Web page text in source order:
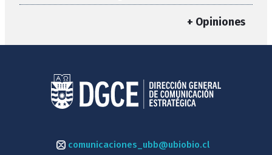
+ Opiniones
comunicaciones_ubb@ubiobio.cl